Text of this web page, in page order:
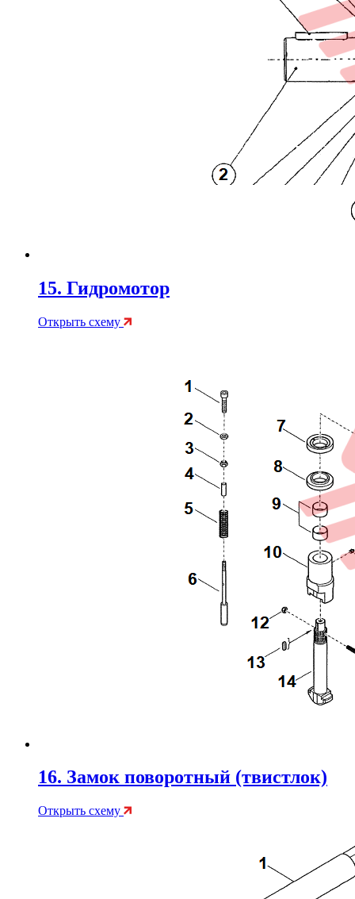
15. Гидромотор
Открыть схему
16. Замок поворотный (твистлок)
Открыть схему